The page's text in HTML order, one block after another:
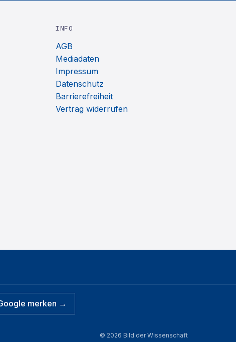
INFO
AGB
Mediadaten
Impressum
Datenschutz
Barrierefreiheit
Vertrag widerrufen
merken →
© 2026 Bild der Wissenschaft